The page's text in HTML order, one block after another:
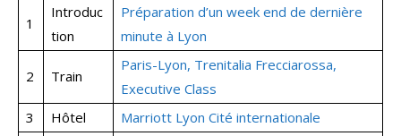
1
Introduc
tion
Préparation d’un week end de dernière
minute à Lyon
2 Train
Paris-Lyon, Trenitalia Frecciarossa,
Executive Class
3
Hôtel Marriott Lyon Cité internationale